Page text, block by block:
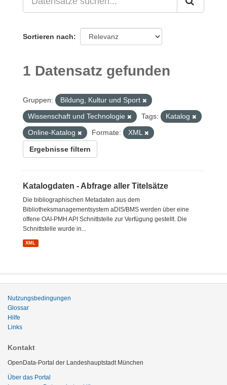
Sortieren nach
1 Datensatz gefunden
Gruppen:
Bildung, Kultur und Sport
Wissenschaft und Technologie
Tags:
Katalog
Online-Katalog
Formate: XML
Ergebnisse filtern
Katalogdaten - Abfrage aller Titelsätze
Die bibliographischen Metadaten aus dem
Bibliotheksmanagementsystem aDIS/BMS werden über eine
offene OAI-PMH API Schnittstelle zur Verfügung gestellt. Die
Schnittstelle wurde in...
XML
Nutzungsbedingungen
Glossar
Hilfe
Links
Kontakt
OpenData-Portal der Landeshauptstadt München
Über das Portal